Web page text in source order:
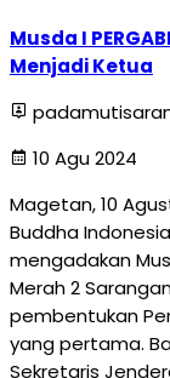
Musda I
Menjadi Ketua
10 Agu 2024
Magetan, 10
Buddha
mengadakan
Merah 2
pembentukan
yang pertama.
Sekretaris